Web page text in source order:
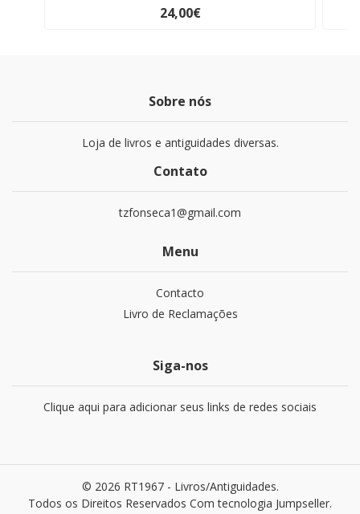
24,00€
Sobre nós
Loja de livros e antiguidades diversas.
Contato
tzfonseca1@gmail.com
Menu
Contacto
Livro de Reclamações
Siga-nos
Clique aqui para adicionar seus links de redes sociais
© 2026 RT1967 - Livros/Antiguidades.
Todos os Direitos Reservados Com tecnologia Jumpseller.